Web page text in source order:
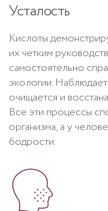
Усталость
Кислоты
их четким
самостоятельно
экологии.
очищается и
Все эти процессы
организма, а у
бодрости.